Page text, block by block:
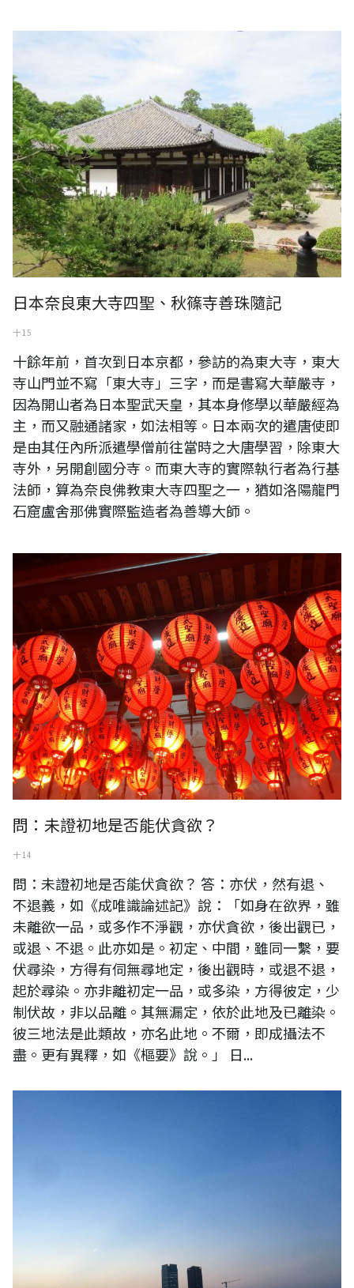
日本奈良佛教最後一座佛寺-秋篠寺一景
日本奈良東大寺四聖、秋篠寺善珠隨記
十 15
十餘年前，首次到日本京都，參訪的為東大寺，東大
寺山門並不寫「東大寺」三字，而是書寫大華嚴寺，
因為開山者為日本聖武天皇，其本身修學以華嚴經為
主，而又融通諸家，如法相等。日本兩次的遣唐使即
是由其任內所派遣學僧前往當時之大唐學習，除東大
寺外，另開創國分寺。而東大寺的實際執行者為行基
法師，算為奈良佛教東大寺四聖之一，猶如洛陽龍門
石窟盧舍那佛實際監造者為善導大師。
台灣新北市新莊武聖廟，又稱新莊關帝廟，為 乾隆廿五年（1760年）所
問：未證初地是否能伏貪欲？
十 14
問：未證初地是否能伏貪欲？ 答：亦伏，然有退、
不退義，如《成唯識論述記》說：「如身在欲界，雖
未離欲一品，或多作不淨觀，亦伏貪欲，後出觀已，
或退、不退。此亦如是。初定、中間，雖同一繫，要
伏尋染，方得有伺無尋地定，後出觀時，或退不退，
起於尋染。亦非離初定一品，或多染，方得彼定，少
制伏故，非以品離。其無漏定，依於此地及已離染。
彼三地法是此類故，亦名此地。不爾，即成攝法不
盡。更有異釋，如《樞要》說。」 日...